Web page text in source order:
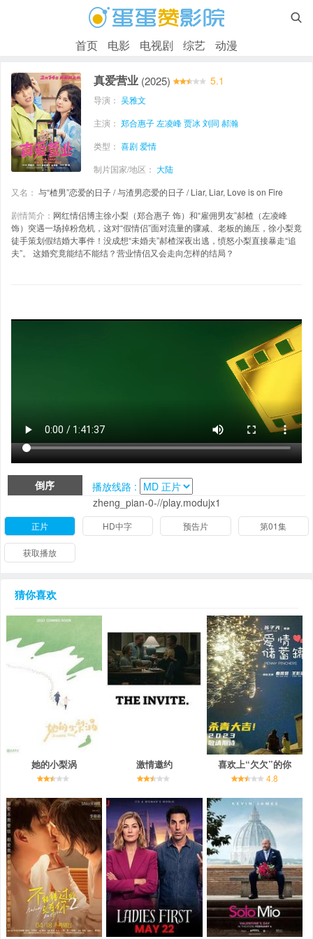

首页 电影 电视剧 综艺 动漫
真爱营业 (2025) 5.1
导演： 吴雅文
主演： 郑合惠子左凌峰贾冰 刘同 郝瀚
类型： 喜剧爱情
制片国家/地区： 大陆
又名： 与“楂男”恋爱的日子 / 与渣男恋爱的日子 / Liar, Liar, Love is on Fire
剧情简介： 网红情侣博主徐小梨（郑合惠子 饰）和“雇佣男友”郝楂（左凌峰
饰）突遇一场掉粉危机，这对“假情侣”面对流量的骤减、老板的施压，徐小梨竟
徒手策划假结婚大事件！没成想“未婚夫”郝楂深夜出逃，愤怒小梨直接暴走“追
夫”。 这婚究竟能结不能结？营业情侣又会走向怎样的结局？
倒序
播放线路 :
zheng_pian-0-//play.modujx1
正片 HD中字 预告片 第01集
获取播放
猜你喜欢
她的小梨涡 激情邀约 喜欢上“欠欠”的你
4.8